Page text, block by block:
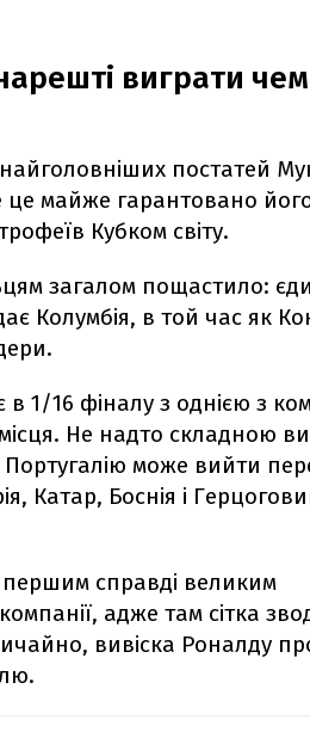
виграти
постатей
майже гарантовано
Кубком світу.
загалом пощастило:
Колумбія, в той час як
в 1/16 фіналу з однією з
Не надто складною
може вийти
Катар, Боснія і
справді великим
адже там сітка
вивіска Роналду